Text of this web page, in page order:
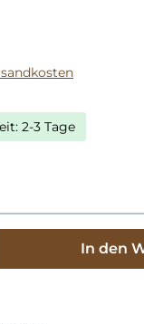
2-3 Tage
Wert
In den